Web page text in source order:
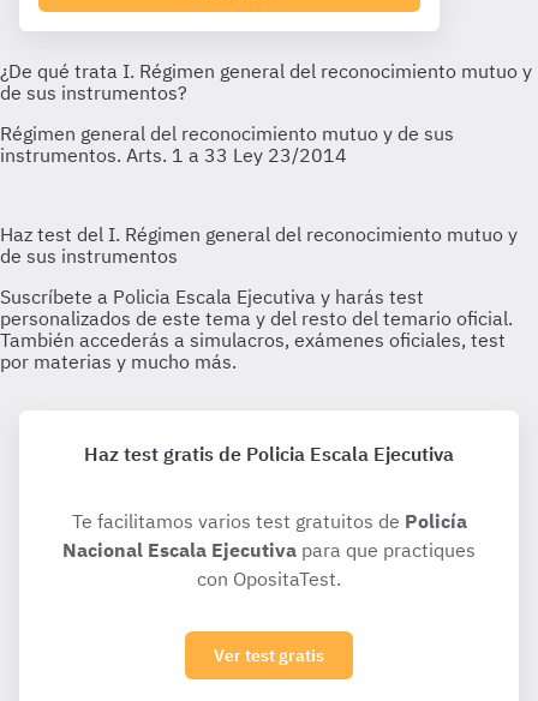
Haz test gratis de Policia Escala Ejecutiva
Te facilitamos varios test gratuitos de Policía
Nacional Escala Ejecutiva para que practiques
con OpositaTest.
Ver test gratis